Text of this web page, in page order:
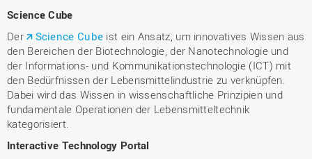
Science Cube
Der
Science Cube ist ein Ansatz, um innovatives Wissen aus
den Bereichen der Biotechnologie, der Nanotechnologie und
der Informations- und Kommunikationstechnologie (ICT) mit
den Bedürfnissen der Lebensmittelindustrie zu verknüpfen.
Dabei wird das Wissen in wissenschaftliche Prinzipien und
fundamentale Operationen der Lebensmitteltechnik
kategorisiert.
Interactive Technology Portal